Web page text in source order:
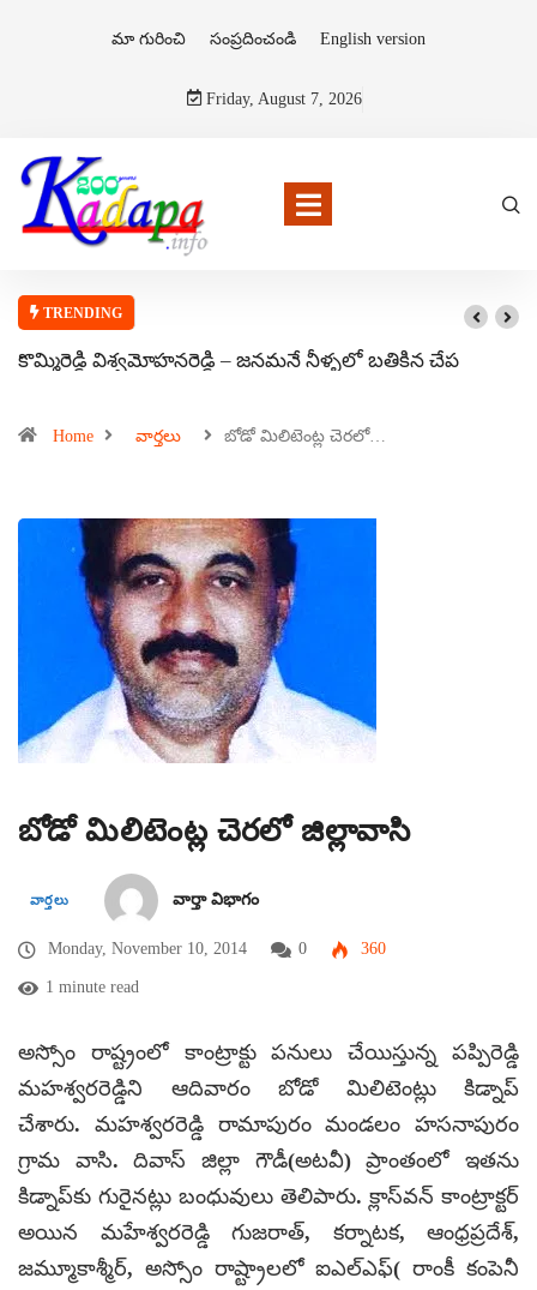
మా గురించి సంప్రదించండి English version
Friday, August 7, 2026
TRENDING
కొమ్మిరెడ్డి విశ్వమోహనరెడ్డి – జనమనే నీళ్ళలో బతికిన చేప
Home వార్తలు బోడో మిలిటెంట్ల చెరలో…
బోడో మిలిటెంట్ల చెరలో జిల్లావాసి
వార్తలు వార్తా విభాగం
Monday, November 10, 2014 0 360
1 minute read
అస్సోం రాష్ట్రంలో కాంట్రాక్టు పనులు చేయిస్తున్న పప్పిరెడ్డి
మహశ్వరరెడ్డిని ఆదివారం బోడో మిలిటెంట్లు కిడ్నాప్
చేశారు. మహశ్వరరెడ్డి రామాపురం మండలం హసనాపురం
గ్రామ వాసి. దివాస్ జిల్లా గౌడీ(అటవీ) ప్రాంతంలో ఇతను
కిడ్నాప్‌కు గురైనట్లు బంధువులు తెలిపారు. క్లాస్‌వన్ కాంట్రాక్టర్
అయిన మహేశ్వరరెడ్డి గుజరాత్, కర్నాటక, ఆంధ్రప్రదేశ్,
జమ్మూకాశ్మీర్, అస్సోం రాష్ట్రాలలో ఐఎల్‌ఎఫ్( రాంకీ కంపెనీ